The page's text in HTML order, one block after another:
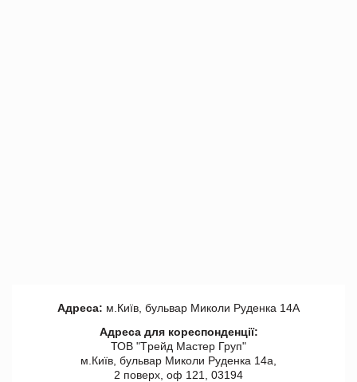
Адреса: м.Київ, бульвар Миколи Руденка 14А
Адреса для кореспонденції:
ТОВ "Tрейд Мастер Груп"
м.Київ, бульвар Миколи Руденка 14а,
2 поверх, оф 121, 03194